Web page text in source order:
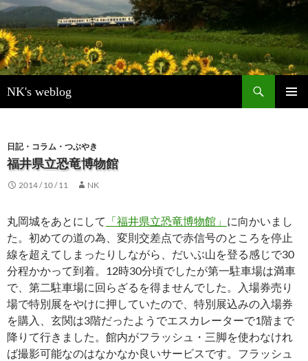
NK's weblog
索
ン
ツ
へ
ス
ッ
プ
日記・コラム・つぶやき
福井県立恐竜博物館
2014 / 10 / 11 NK
丸岡城をあとにして 「福井県立恐竜博物館」 に向かいまし
た。初めての道の為、変則交差点で赤信号のところを停止
線を超えてしまったりしながら、だいぶ山を登る感じで30
分程かかって到着。12時30分頃でしたが第一駐車場は満車
で、第二駐車場に回らざるを得ませんでした。入場券売り
場で特別展をやけに押していたので、特別展込みの入場券
を購入、玄関は3階だったようでエスカレーターで1階まで
降りて行きました。館内がフラッシュ・三脚を使わなけれ
ば撮影可能なのはなかなか良いサービスです。フラッシュ